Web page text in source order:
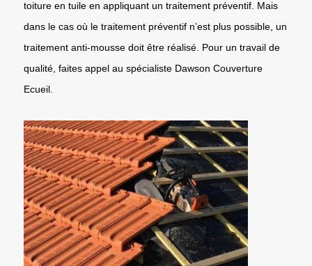
toiture en tuile en appliquant un traitement préventif. Mais
dans le cas où le traitement préventif n’est plus possible, un
traitement anti-mousse doit être réalisé. Pour un travail de
qualité, faites appel au spécialiste Dawson Couverture
Ecueil.